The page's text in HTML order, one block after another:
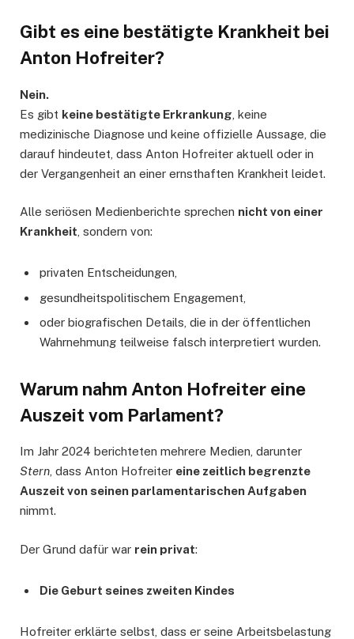
Gibt es eine bestätigte Krankheit bei
Anton Hofreiter?
Nein.
Es gibt keine bestätigte Erkrankung , keine
medizinische Diagnose und keine offizielle Aussage, die
darauf hindeutet, dass Anton Hofreiter aktuell oder in
der Vergangenheit an einer ernsthaften Krankheit leidet.
Alle seriösen Medienberichte sprechen nicht von einer
Krankheit , sondern von:
privaten Entscheidungen,
gesundheitspolitischem Engagement,
oder biografischen Details, die in der öffentlichen
Wahrnehmung teilweise falsch interpretiert wurden.
Warum nahm Anton Hofreiter eine
Auszeit vom Parlament?
Im Jahr 2024 berichteten mehrere Medien, darunter
Stern, dass Anton Hofreiter eine zeitlich begrenzte
Auszeit von seinen parlamentarischen Aufgaben
nimmt.
Der Grund dafür war rein privat:
Die Geburt seines zweiten Kindes
Hofreiter erklärte selbst, dass er seine Arbeitsbelastung